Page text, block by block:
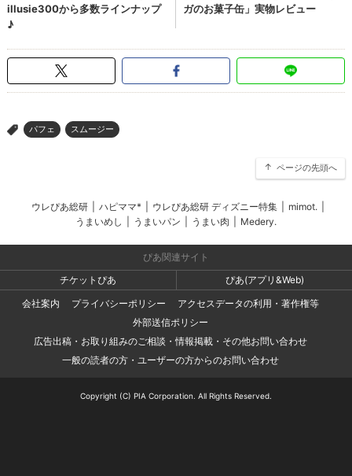
> パフェ スムージー
ページの先頭へ
ウレぴあ総研 ハピママ* ウレぴあ総研 ディズニー特集 mimot.
うまいめし
うまいパン うまい肉 Medery.
ぴあ関連サイト
チケットぴあ
ぴあ(アプリ&Web)
会社案内
プライバシーポリシー
アクセスデータの利用・著作権等
外部送信ポリシー
広告出稿・お取り組みのご相談・情報掲載・その他お問い合わせ
一般の読者の方・ユーザーの方からのお問い合わせ
Copyright (C) PIA Corporation. All Rights Reserved.